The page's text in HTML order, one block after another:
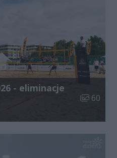
- eliminacje
Liczba
60